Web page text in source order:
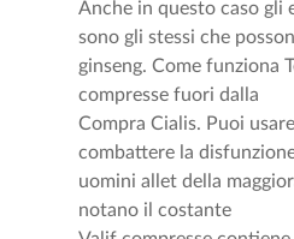
Anche in questo caso gli
sono gli stessi che
ginseng. Come funziona
compresse fuori dalla
Compra Cialis. Puoi
combattere la
uomini allet della
notano il costante